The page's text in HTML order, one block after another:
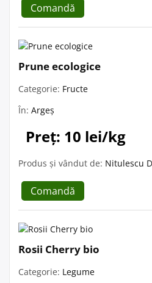
Comandă
Prune ecologice
Categorie: Fructe
În: Argeș
Preț: 10 lei/kg
Produs și vândut de: Nitulescu
Comandă
Rosii Cherry bio
Categorie: Legume